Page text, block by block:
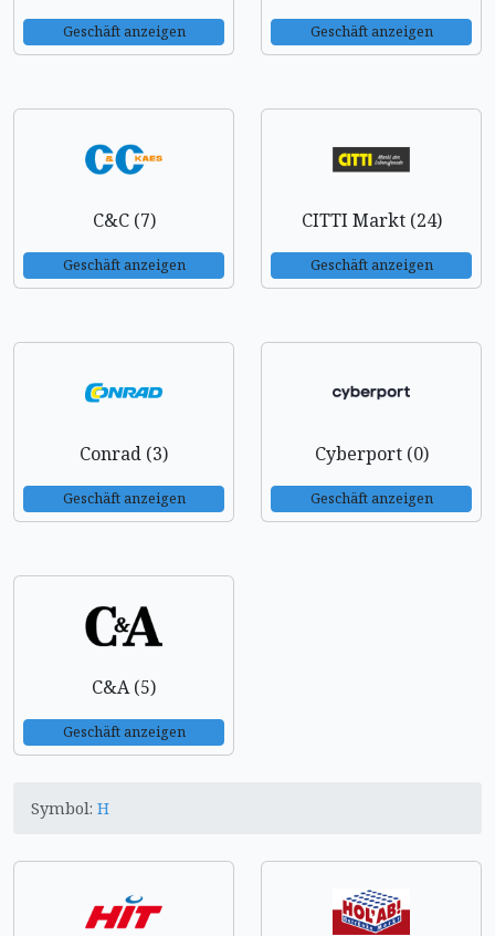
Geschäft anzeigen Geschäft anzeigen
C&C (7)
Geschäft anzeigen
CITTI Markt (24)
Geschäft anzeigen
Conrad (3)
Geschäft anzeigen
Cyberport (0)
Geschäft anzeigen
C&A (5)
Geschäft anzeigen
Symbol: H